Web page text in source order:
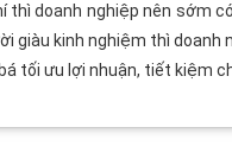
thì doanh nghiệp nên sớm
giàu kinh nghiệm thì doanh
tối ưu lợi nhuận, tiết kiệm